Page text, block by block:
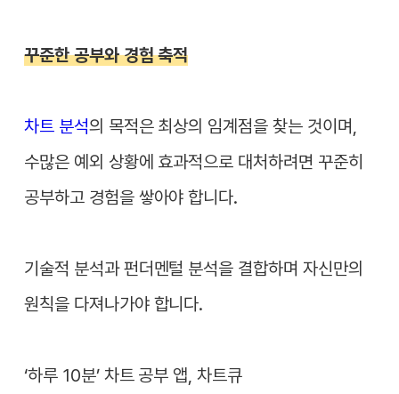
꾸준한 공부와 경험 축적
차트 분석의 목적은 최상의 임계점을 찾는 것이며,
수많은 예외 상황에 효과적으로 대처하려면 꾸준히
공부하고 경험을 쌓아야 합니다.
기술적 분석과 펀더멘털 분석을 결합하며 자신만의
원칙을 다져나가야 합니다.
‘하루 10분’ 차트 공부 앱, 차트큐